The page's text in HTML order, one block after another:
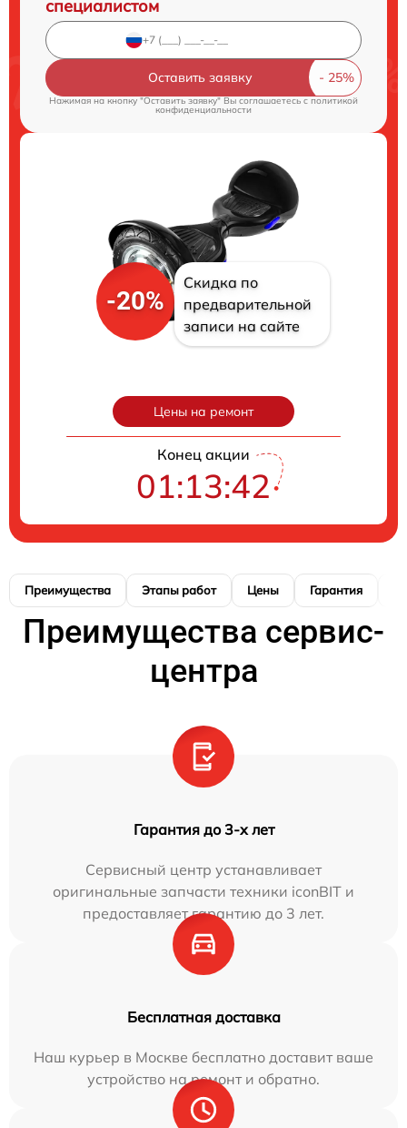
специалистом
Оставить заявку
Нажимая на кнопку "Оставить заявку" Вы соглашаетесь cполитикой
конфиденциальности
-20%
Скидка по
предварительной
записи на сайте
Цены на ремонт
Конец акции
01:13:41
Преимущества Этапы работ Цены Гарантия
Преимущества сервис-
центра
Гарантия до 3-х лет
Сервисный центр устанавливает
оригинальные запчасти техники iconBIT и
предоставляет гарантию до 3 лет.
Бесплатная доставка
Наш курьер в Москве бесплатно доставит ваше
устройство на ремонт и обратно.